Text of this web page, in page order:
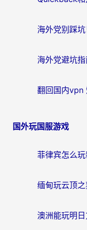
国外玩国服游戏